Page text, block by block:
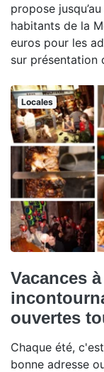
propose
habitants de la
euros pour les
sur présentation
Locales
Vacances
ouvertes
Chaque été,
bonne adresse